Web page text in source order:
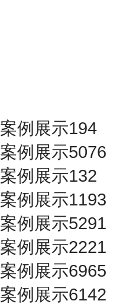
案例展示194
案例展示5076
案例展示132
案例展示1193
案例展示5291
案例展示2221
案例展示6965
案例展示6142